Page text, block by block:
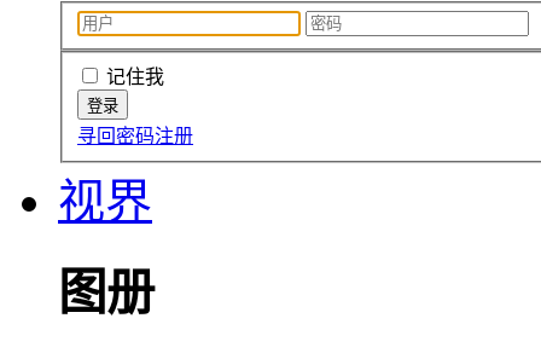
记住我
寻回密码注册
视界
图册